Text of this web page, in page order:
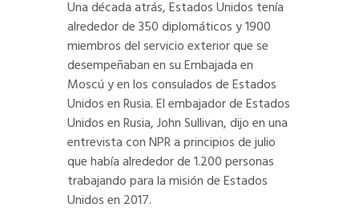
Una década atrás, Estados Unidos tenía
alrededor de 350 diplomáticos y 1900
miembros del servicio exterior que se
desempeñaban en su Embajada en
Moscú y en los consulados de Estados
Unidos en Rusia. El embajador de Estados
Unidos en Rusia, John Sullivan, dijo en una
entrevista con NPR a principios de julio
que había alrededor de 1.200 personas
trabajando para la misión de Estados
Unidos en 2017.